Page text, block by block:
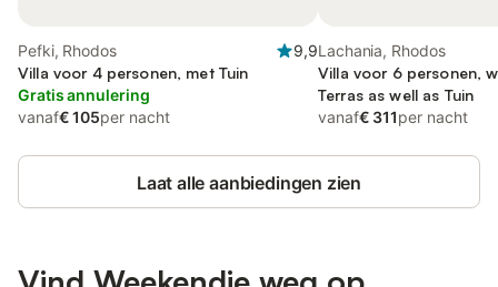
Pefki, Rhodos
9,9
Villa voor 4 personen, met Tuin
Gratis annulering
vanaf€ 105per nacht
Lachania, Rhodos
Villa voor 6 personen,
Terras as well as Tuin
vanaf€ 311per nacht
Laat alle aanbiedingen zien